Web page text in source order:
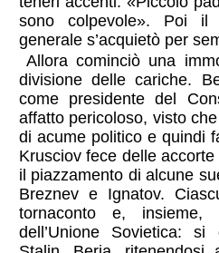
sono colpevole». Poi il
generale s’acquietò per
Allora cominciò una
divisione delle cariche.
come presidente del
affatto pericoloso, visto
di acume politico e quindi
Krusciov fece delle
il piazzamento di alcune
Breznev e Ignatov.
tornaconto e, insieme,
dell’Unione Sovietica: